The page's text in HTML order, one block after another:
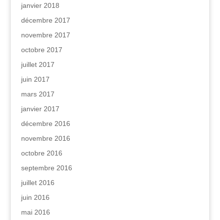
janvier 2018
décembre 2017
novembre 2017
octobre 2017
juillet 2017
juin 2017
mars 2017
janvier 2017
décembre 2016
novembre 2016
octobre 2016
septembre 2016
juillet 2016
juin 2016
mai 2016